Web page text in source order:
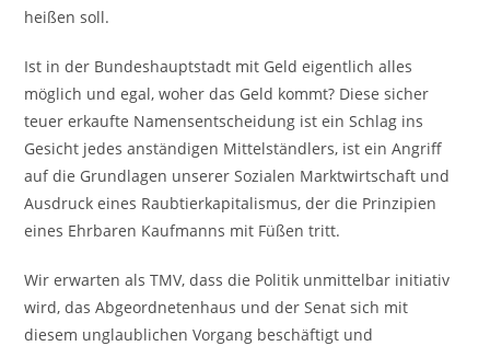
heißen soll.
Ist in der Bundeshauptstadt mit Geld eigentlich alles
möglich und egal, woher das Geld kommt? Diese sicher
teuer erkaufte Namensentscheidung ist ein Schlag ins
Gesicht jedes anständigen Mittelständlers, ist ein Angriff
auf die Grundlagen unserer Sozialen Marktwirtschaft und
Ausdruck eines Raubtierkapitalismus, der die Prinzipien
eines Ehrbaren Kaufmanns mit Füßen tritt.
Wir erwarten als TMV, dass die Politik unmittelbar initiativ
wird, das Abgeordnetenhaus und der Senat sich mit
diesem unglaublichen Vorgang beschäftigt und